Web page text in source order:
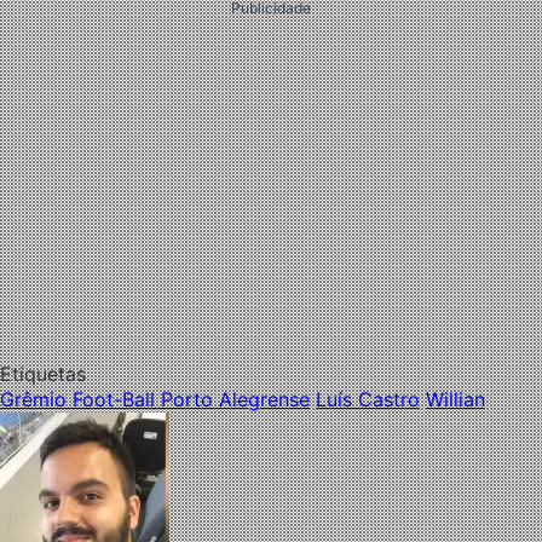
Publicidade
Etiquetas
Grêmio Foot-Ball Porto Alegrense Luís Castro Willian